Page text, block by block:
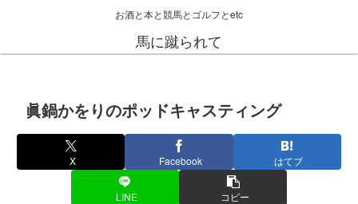
お酒と本と競馬とゴルフとetc
馬に蹴られて
眞鍋かをりのポッドキャスティング
X Facebook はてブ
LINE コピー